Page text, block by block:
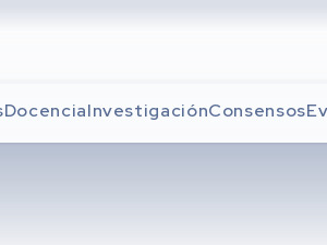
DocenciaInvestigaciónConsensos